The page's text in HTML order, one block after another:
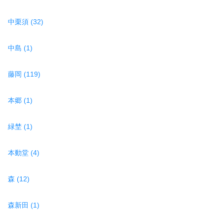
中栗須 (32)
中島 (1)
藤岡 (119)
本郷 (1)
緑埜 (1)
本動堂 (4)
森 (12)
森新田 (1)